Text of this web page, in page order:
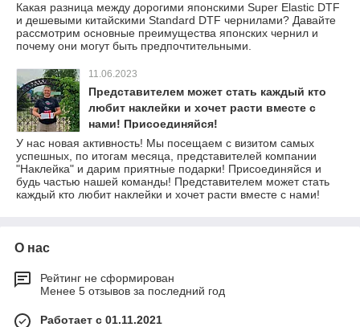
Какая разница между дорогими японскими Super Elastic DTF
и дешевыми китайскими Standard DTF чернилами? Давайте
рассмотрим основные преимущества японских чернил и
почему они могут быть предпочтительными.
11.06.2023
Представителем может стать каждый кто
любит наклейки и хочет расти вместе с
нами! Присоединяйся!
У нас новая активность! Мы посещаем с визитом самых
успешных, по итогам месяца, представителей компании
"Наклейка" и дарим приятные подарки! Присоединяйся и
будь частью нашей команды! Представителем может стать
каждый кто любит наклейки и хочет расти вместе с нами!
О нас
Рейтинг не сформирован
Менее 5 отзывов за последний год
Работает с 01.11.2021